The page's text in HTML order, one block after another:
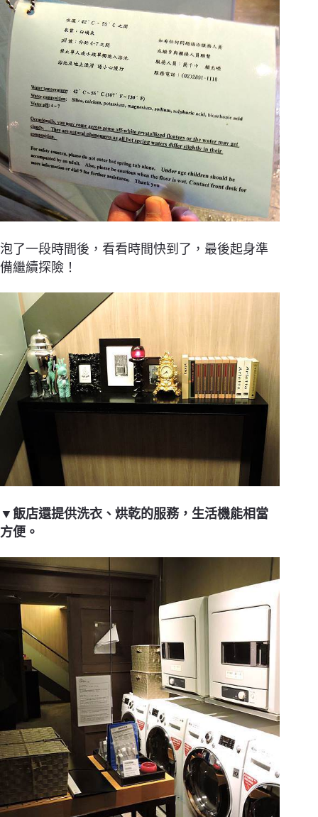
泡了一段時間後，看看時間快到了，最後起身準
備繼續探險！
▼飯店還提供洗衣、烘乾的服務，生活機能相當
方便。